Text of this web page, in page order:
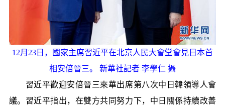
12月23日，國家主席習近平在北京人民大會堂會見日本首
相安倍晉三。 新華社記者 李學仁 攝
習近平歡迎安倍晉三來華出席第八次中日韓領導人會
議。習近平指出，在雙方共同努力下，中日關係持續改善